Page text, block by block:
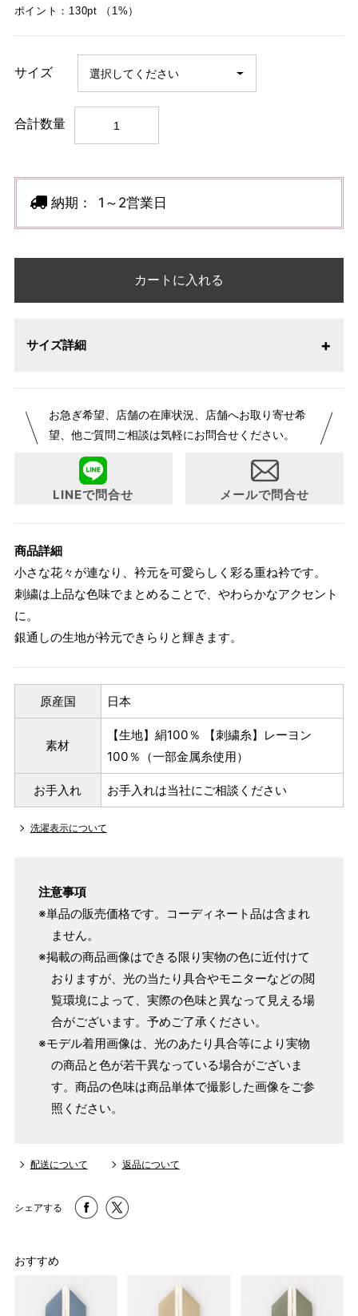
ポイント：130pt （1%）
サイズ
合計数量
納期： 1～2営業日
カートに入れる
サイズ詳細
お急ぎ希望、店舗の在庫状況、店舗へお取り寄せ希
望、他ご質問ご相談は気軽にお問合せください。
LINEで問合せ メールで問合せ
商品詳細
小さな花々が連なり、衿元を可愛らしく彩る重ね衿です。
刺繍は上品な色味でまとめることで、やわらかなアクセント
に。
銀通しの生地が衿元できらりと輝きます。
原産国 日本
素材
【生地】絹100％ 【刺繍糸】レーヨン
100％（一部金属糸使用）
お手入れ お手入れは当社にご相談ください
洗濯表示について
注意事項
※単品の販売価格です。コーディネート品は含まれ
ません。
※掲載の商品画像はできる限り実物の色に近付けて
おりますが、光の当たり具合やモニターなどの閲
覧環境によって、実際の色味と異なって見える場
合がございます。予めご了承ください。
※モデル着用画像は、光のあたり具合等により実物
の商品と色が若干異なっている場合がございま
す。商品の色味は商品単体で撮影した画像をご参
照ください。
配送について 返品について
シェアする
おすすめ